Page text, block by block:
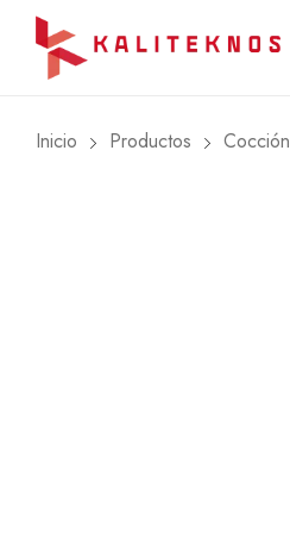
Inicio Productos Cocción